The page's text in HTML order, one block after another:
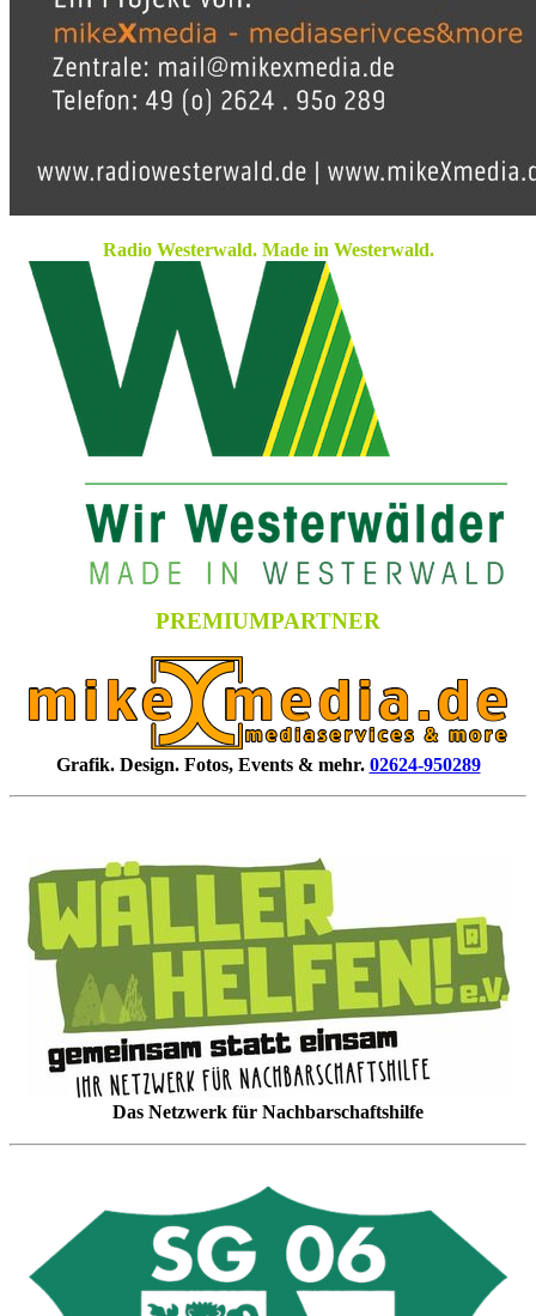
Radio Westerwald. Made in Westerwald.
PREMIUMPARTNER
Grafik. Design. Fotos, Events & mehr. 02624-950289
Das Netzwerk für Nachbarschaftshilfe